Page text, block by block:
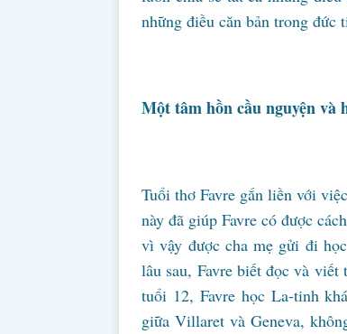
những điều căn bản trong
Một tâm hồn cầu nguyện và
Tuổi thơ Favre gắn liền với
này đã giúp Favre có được
vì vậy được cha mẹ gửi đi
lâu sau, Favre biết đọc và
tuổi 12, Favre học La-tinh
giữa Villaret và Geneva,